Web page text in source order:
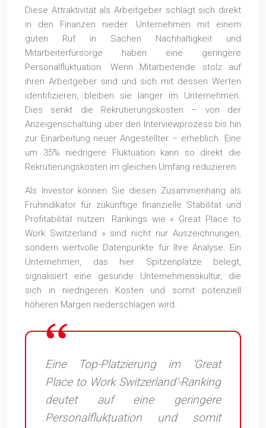
Diese Attraktivität als Arbeitgeber schlägt sich direkt
in den Finanzen nieder. Unternehmen mit einem
guten Ruf in Sachen Nachhaltigkeit und
Mitarbeiterfürsorge haben eine geringere
Personalfluktuation. Wenn Mitarbeitende stolz auf
ihren Arbeitgeber sind und sich mit dessen Werten
identifizieren, bleiben sie länger im Unternehmen.
Dies senkt die Rekrutierungskosten – von der
Anzeigenschaltung über den Interviewprozess bis hin
zur Einarbeitung neuer Angestellter – erheblich. Eine
um 35% niedrigere Fluktuation kann so direkt die
Rekrutierungskosten im gleichen Umfang reduzieren.
Als Investor können Sie diesen Zusammenhang als
Frühindikator für zukünftige finanzielle Stabilität und
Profitabilität nutzen. Rankings wie « Great Place to
Work Switzerland » sind nicht nur Auszeichnungen,
sondern wertvolle Datenpunkte für Ihre Analyse. Ein
Unternehmen, das hier Spitzenplätze belegt,
signalisiert eine gesunde Unternehmenskultur, die
sich in niedrigeren Kosten und somit potenziell
höheren Margen niederschlagen wird.
Eine Top-Platzierung im ‘Great
Place to Work Switzerland’-Ranking
deutet auf eine geringere
Personalfluktuation und somit